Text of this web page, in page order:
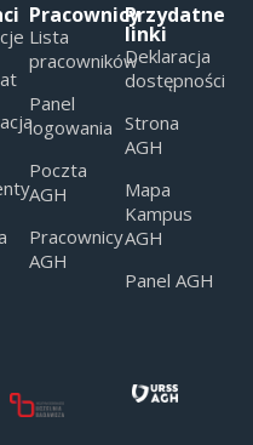
Pracownicy
Lista
pracowników
Panel
logowania
Poczta
AGH
Pracownicy
AGH
Przydatne
linki
Deklaracja
dostępności
Strona
AGH
Mapa
Kampus
AGH
Panel AGH